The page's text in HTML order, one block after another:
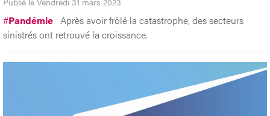
#Pandémie Après avoir frôlé la catastrophe, des secteurs
sinistrés ont retrouvé la croissance.